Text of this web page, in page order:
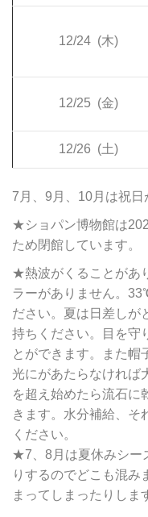
12/24 (木)
12/25 (金)
12/26 (土)
7月、9月、10月は祝日
★ショパン博物館は
ため閉館しています。
★熱波がくることがあ
ラーがありません。
ださい。夏は日差しが
持ちください。目を守
とができます。また帽
光にがあたらなければ
を超え始めたら流石に
きます。水分補給、そ
ください。
★7、8月は夏休みシー
りするのでどこも混み
まってしまったりしま